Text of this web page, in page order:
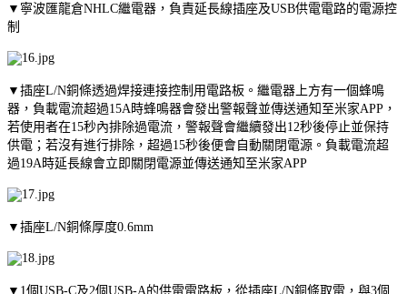
▼寧波匯龍倉NHLC繼電器，負責延長線插座及USB供電電路的電源控
制
▼插座L/N銅條透過焊接連接控制用電路板。繼電器上方有一個蜂鳴
器，負載電流超過15A時蜂鳴器會發出警報聲並傳送通知至米家APP，
若使用者在15秒內排除過電流，警報聲會繼續發出12秒後停止並保持
供電；若沒有進行排除，超過15秒後便會自動關閉電源。負載電流超
過19A時延長線會立即關閉電源並傳送通知至米家APP
▼插座L/N銅條厚度0.6mm
▼1個USB-C及2個USB-A的供電電路板，從插座L/N銅條取電，與3個